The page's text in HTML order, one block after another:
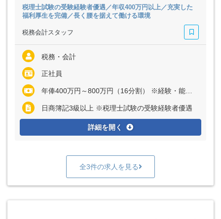
税理士試験の受験経験者優遇／年収400万円以上／充実した
福利厚生を完備／長く腰を据えて働ける環境
税務会計スタッフ
税務・会計
正社員
年俸400万円～800万円（16分割） ※経験・能力など考慮の上、決定いたします ※残業代は全額支給
日商簿記3級以上 ※税理士試験の受験経験者優遇
詳細を開く
全3件の求人を見る